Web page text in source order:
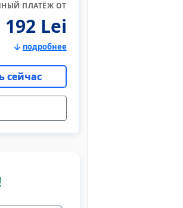
ПЛАТЁЖ ОТ
192 Lei
подробнее
сейчас